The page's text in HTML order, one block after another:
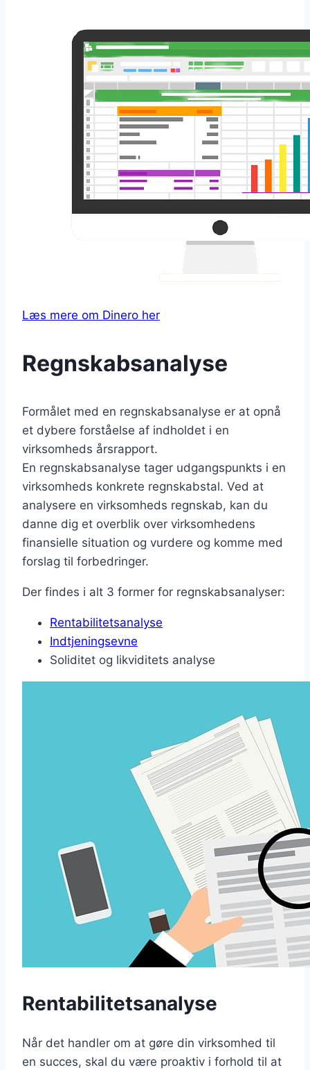
Læs mere om Dinero her
Regnskabsanalyse
Formålet med en regnskabsanalyse er at opnå
et dybere forståelse af indholdet i en
virksomheds årsrapport.
En regnskabsanalyse tager udgangspunkts i en
virksomheds konkrete regnskabstal. Ved at
analysere en virksomheds regnskab, kan du
danne dig et overblik over virksomhedens
finansielle situation og vurdere og komme med
forslag til forbedringer.
Der findes i alt 3 former for regnskabsanalyser:
Rentabilitetsanalyse
Indtjeningsevne
Soliditet og likviditets analyse
Rentabilitetsanalyse
Når det handler om at gøre din virksomhed til
en succes, skal du være proaktiv i forhold til at